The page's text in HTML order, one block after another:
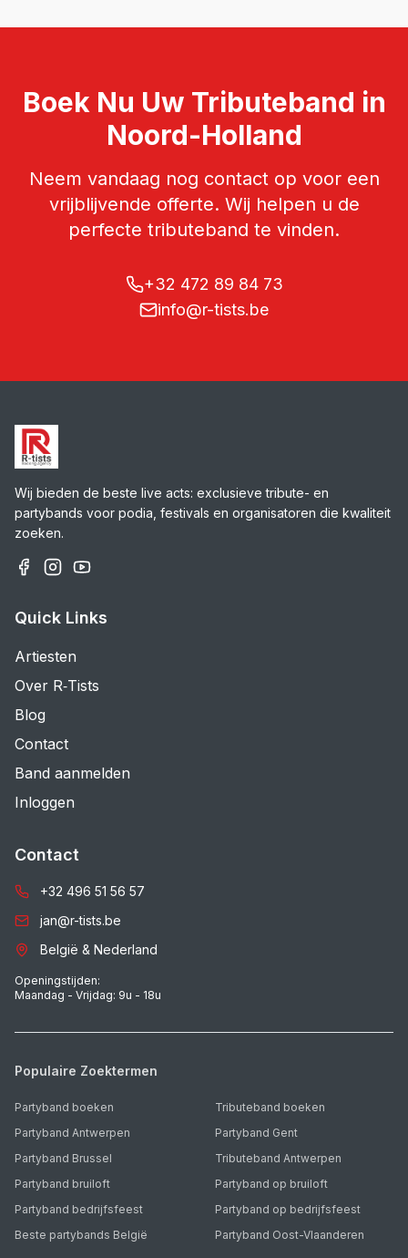
Boek Nu Uw Tributeband in
Noord-Holland
Neem vandaag nog contact op voor een
vrijblijvende offerte. Wij helpen u de
perfecte tributeband te vinden.
+32 472 89 84 73
info@r-tists.be
Wij bieden de beste live acts: exclusieve tribute- en
partybands voor podia, festivals en organisatoren die kwaliteit
zoeken.
Quick Links
Artiesten
Over R‑Tists
Blog
Contact
Band aanmelden
Inloggen
Contact
+32 496 51 56 57
jan@r-tists.be
België & Nederland
Openingstijden:
Maandag - Vrijdag: 9u - 18u
Populaire Zoektermen
Partyband boeken
Tributeband boeken
Partyband Antwerpen
Partyband Gent
Partyband Brussel
Tributeband Antwerpen
Partyband bruiloft
Partyband op bruiloft
Partyband bedrijfsfeest
Partyband op bedrijfsfeest
Beste partybands België
Partyband Oost-Vlaanderen